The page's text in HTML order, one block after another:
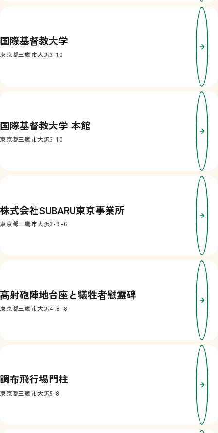
国際基督教大学
東京都三鷹市大沢3-10
国際基督教大学 本館
東京都三鷹市大沢3-10
株式会社SUBARU東京事業所
東京都三鷹市大沢3-9-6
高射砲陣地台座と犠牲者慰霊碑
東京都三鷹市大沢4-8-8
調布飛行場門柱
東京都三鷹市大沢5-8